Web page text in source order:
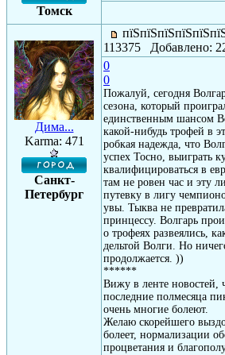
Томск
Дима...
Karma: 471
Санкт-
Петербург
113375 Добавлено:
0
0
Пожалуй, сегодня
сезона, который
единственным шансом
какой-нибудь трофей в
робкая надежда, что
успех Тосно, выиграть
квалифицироваться в
там не ровен час и эту
путевку в лигу
увы. Тыква не
принцессу. Волгарь
о трофеях развеялись,
дельтой Волги. Но
продолжается. ))
******
Вижу в ленте новостей,
последние полмесяца
очень многие болеют.
Желаю скорейшего
болеет, нормализации
процветания и